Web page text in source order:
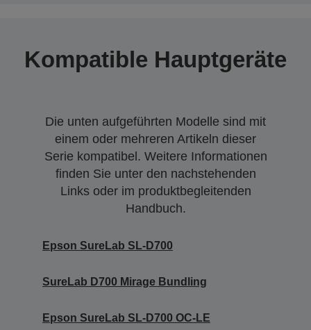
Kompatible Hauptgeräte
Die unten aufgeführten Modelle sind mit
einem oder mehreren Artikeln dieser
Serie kompatibel. Weitere Informationen
finden Sie unter den nachstehenden
Links oder im produktbegleitenden
Handbuch.
Epson SureLab SL-D700
SureLab D700 Mirage Bundling
Epson SureLab SL-D700 OC-LE